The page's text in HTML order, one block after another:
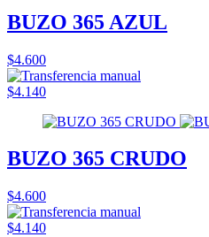
BUZO 365 AZUL
$4.600
$4.140
BUZO 365 CRUDO
$4.600
$4.140